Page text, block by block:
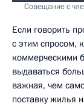
Совещание с
Если говорить
с этим спросом,
коммерческими
выдаваться
важная, чем
поставку жилья